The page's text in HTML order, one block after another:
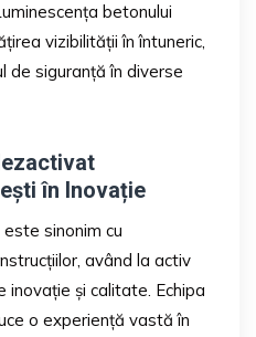
betonului
vizibilității în întuneric,
de siguranță în diverse
în Inovație
sinonim cu
având la activ
și calitate. Echipa
o experiență vastă în